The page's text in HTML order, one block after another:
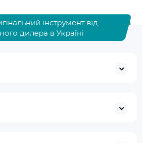
інструмент від
дилера в Україні